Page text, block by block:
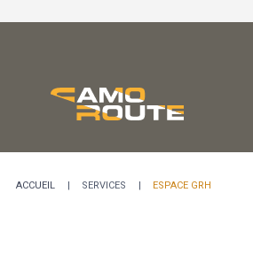
ACCUEIL SERVICES ESPACE GRH